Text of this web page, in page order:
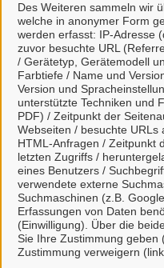
Des Weiteren sammeln wir
welche in anonymer Form
werden erfasst: IP-Adresse
zuvor besuchte URL
/ Gerätetyp, Gerätemodell
Farbtiefe / Name und
Version und
unterstützte Techniken und
PDF) / Zeitpunkt der
Webseiten / besuchte URLs
HTML-Anfragen / Zeitpunkt
letzten Zugriffs /
eines Benutzers /
verwendete externe
Suchmaschinen (z.B.
Erfassungen von Daten
(Einwilligung). Über die
Sie Ihre Zustimmung geben
Zustimmung verweigern
Kontakt
Zum